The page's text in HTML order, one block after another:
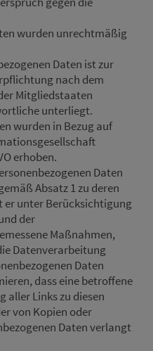
wurden unrechtmäßig
Daten ist zur
nach dem
Mitgliedstaaten
unterliegt.
wurden in Bezug auf
erhoben.
Daten
Absatz 1 zu deren
unter Berücksichtigung
der
Maßnahmen,
Datenverarbeitung
Daten
dass eine betroffene
aller Links zu diesen
von Kopien oder
Daten verlangt